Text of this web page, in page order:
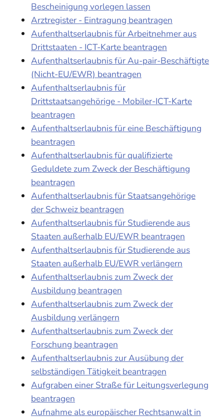
Bescheinigung vorlegen lassen
Arztregister - Eintragung beantragen
Aufenthaltserlaubnis für Arbeitnehmer aus
Drittstaaten - ICT-Karte beantragen
Aufenthaltserlaubnis für Au-pair-Beschäftigte
(Nicht-EU/EWR) beantragen
Aufenthaltserlaubnis für
Drittstaatsangehörige - Mobiler-ICT-Karte
beantragen
Aufenthaltserlaubnis für eine Beschäftigung
beantragen
Aufenthaltserlaubnis für qualifizierte
Geduldete zum Zweck der Beschäftigung
beantragen
Aufenthaltserlaubnis für Staatsangehörige
der Schweiz beantragen
Aufenthaltserlaubnis für Studierende aus
Staaten außerhalb EU/EWR beantragen
Aufenthaltserlaubnis für Studierende aus
Staaten außerhalb EU/EWR verlängern
Aufenthaltserlaubnis zum Zweck der
Ausbildung beantragen
Aufenthaltserlaubnis zum Zweck der
Ausbildung verlängern
Aufenthaltserlaubnis zum Zweck der
Forschung beantragen
Aufenthaltserlaubnis zur Ausübung der
selbständigen Tätigkeit beantragen
Aufgraben einer Straße für Leitungsverlegung
beantragen
Aufnahme als europäischer Rechtsanwalt in